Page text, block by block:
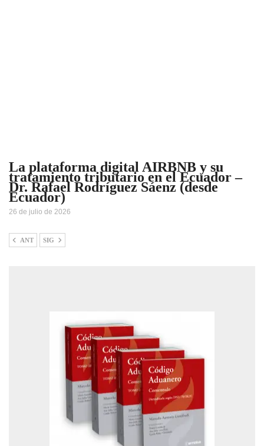
La plataforma digital AIRBNB y su
tratamiento tributario en el Ecuador –
Dr. Rafael Rodríguez Sáenz (desde
Ecuador)
26 de julio de 2026
ANT SIG